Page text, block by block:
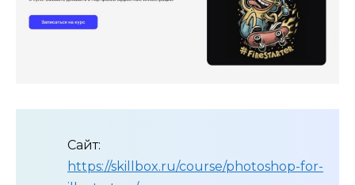
Сайт:
https://skillbox.ru/course/photoshop-for-